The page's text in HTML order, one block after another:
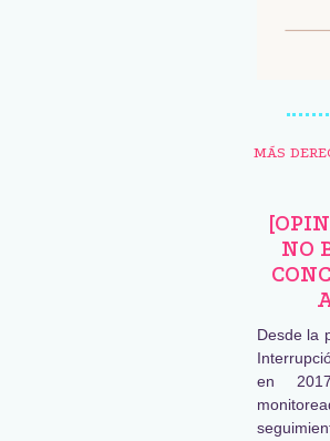
MÁS
NO
Desde la
en